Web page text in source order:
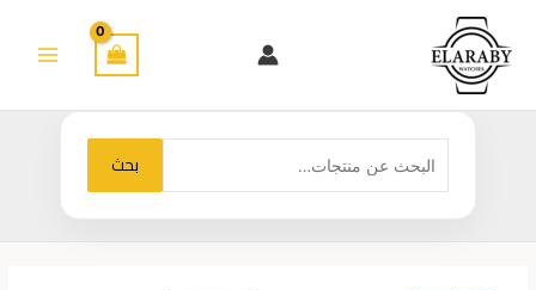
المحتوى
البحث
عن:
بحث